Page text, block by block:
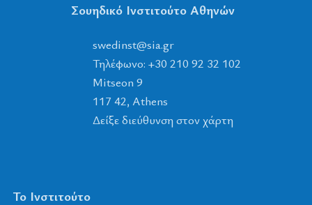
Σουηδικό Ινστιτούτο Αθηνών
rg
.
ais
@
tsnidews
Τηλέφωνο: +30 210 92 32 102
Mitseon 9
117 42, Athens
Δείξε διεύθυνση στον χάρτη
Το Ινστιτούτο